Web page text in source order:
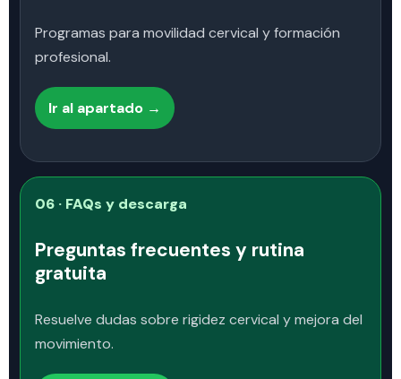
Programas para movilidad cervical y formación
profesional.
Ir al apartado →
06 · FAQs y descarga
Preguntas frecuentes y rutina
gratuita
Resuelve dudas sobre rigidez cervical y mejora del
movimiento.